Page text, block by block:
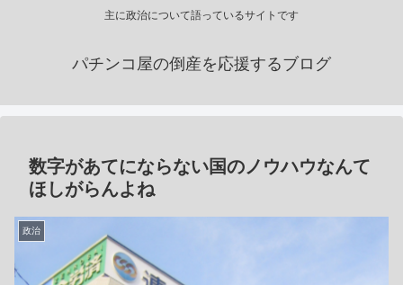
主に政治について語っているサイトです
パチンコ屋の倒産を応援するブログ
数字があてにならない国のノウハウなんて
ほしがらんよね
政治